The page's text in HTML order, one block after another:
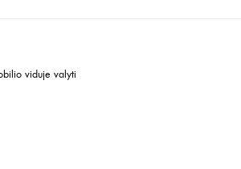
viduje valyti